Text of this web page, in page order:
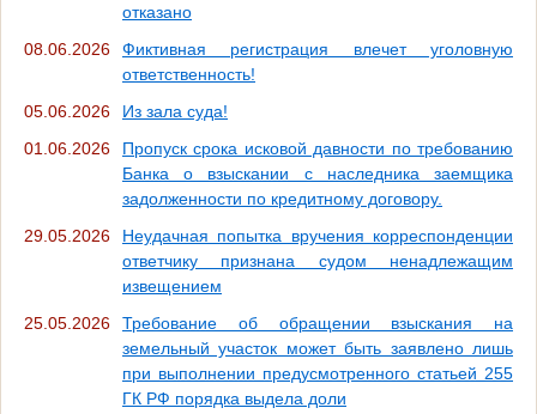
отказано
08.06.2026
Фиктивная регистрация влечет уголовную
ответственность!
05.06.2026
Из зала суда!
01.06.2026
Пропуск срока исковой давности по требованию
Банка о взыскании с наследника заемщика
задолженности по кредитному договору.
29.05.2026
Неудачная попытка вручения корреспонденции
ответчику признана судом ненадлежащим
извещением
25.05.2026
Требование об обращении взыскания на
земельный участок может быть заявлено лишь
при выполнении предусмотренного статьей 255
ГК РФ порядка выдела доли